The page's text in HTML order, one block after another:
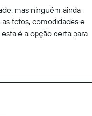
mas ninguém ainda
fotos, comodidades e
é a opção certa para